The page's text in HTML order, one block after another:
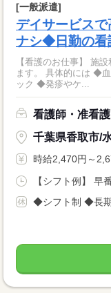
[一般派遣]
デイサービス
ナシ◆日勤の看
【看護のお仕事】 施
ます。 具体的には ◆血圧測定 ◆お薬の管理や準備 ◆バイタルチェ
ック ◆発疹やケ...
看護師・准看
千葉県香取市/
時給2,470円～
【シフト例】 早
◆シフト制 ◆長期